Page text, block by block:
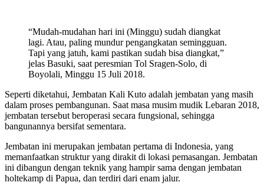
“Mudah-mudahan hari ini (Minggu) sudah diangkat
lagi. Atau, paling mundur pengangkatan semingguan.
Tapi yang jatuh, kami pastikan sudah bisa diangkat,”
jelas Basuki, saat peresmian Tol Sragen-Solo, di
Boyolali, Minggu 15 Juli 2018.
Seperti diketahui, Jembatan Kali Kuto adalah jembatan yang masih
dalam proses pembangunan. Saat masa musim mudik Lebaran 2018,
jembatan tersebut beroperasi secara fungsional, sehingga
bangunannya bersifat sementara.
Jembatan ini merupakan jembatan pertama di Indonesia, yang
memanfaatkan struktur yang dirakit di lokasi pemasangan. Jembatan
ini dibangun dengan teknik yang hampir sama dengan jembatan
holtekamp di Papua, dan terdiri dari enam jalur.